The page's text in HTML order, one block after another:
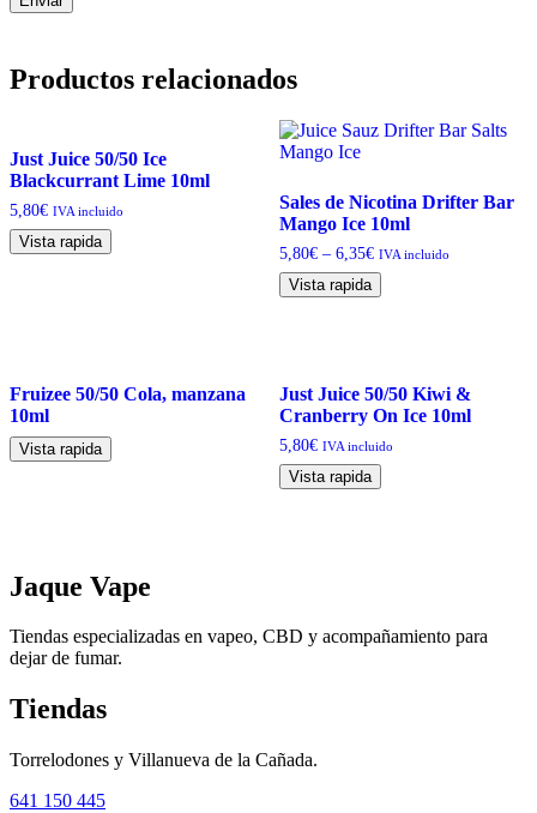
Productos relacionados
Just Juice 50/50 Ice
Blackcurrant Lime 10ml
5,80€ IVA incluido
Vista rapida
Sales de Nicotina Drifter Bar
Mango Ice 10ml
5,80€– 6,35€ IVA incluido
Vista rapida
Fruizee 50/50 Cola, manzana
10ml
Vista rapida
Just Juice 50/50 Kiwi &
Cranberry On Ice 10ml
5,80€ IVA incluido
Vista rapida
Jaque Vape
Tiendas especializadas en vapeo, CBD y acompañamiento para
dejar de fumar.
Tiendas
Torrelodones y Villanueva de la Cañada.
641 150 445